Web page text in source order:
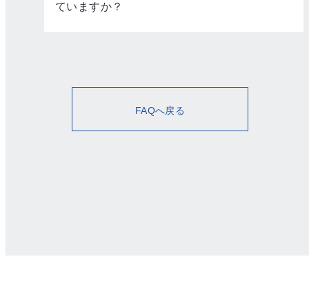
ていますか？
FAQへ戻る